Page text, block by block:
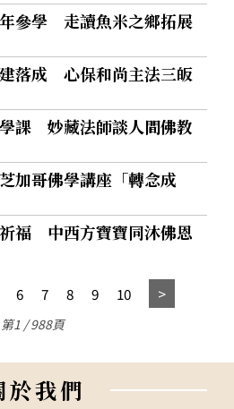
參學 走讀魚米之鄉拓展
落成 心保和尚主法三皈
課 妙藏法師談人間佛教
加哥佛學講座「轉念成
福 中西方寶寶同沐佛恩
6 7 8 9 10
第1 / 988頁
於我們